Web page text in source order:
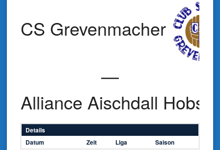
CS Grevenmacher
—
Alliance Aischdall
Details
Datum
Zeit Liga Saison